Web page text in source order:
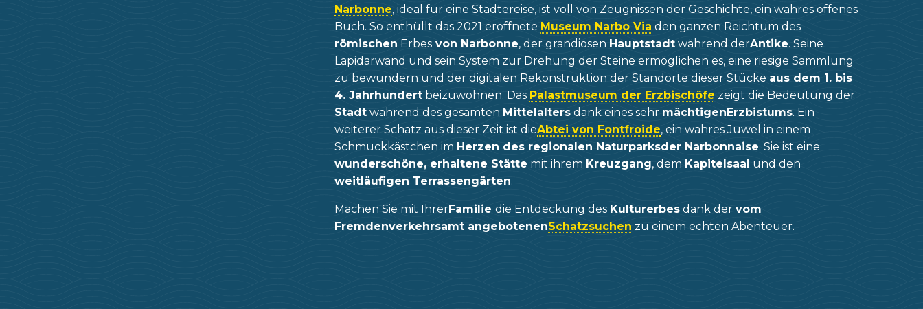
Narbonne, ideal für eine Städtereise, ist voll von Zeugnissen der Geschichte, ein wahres offenes
Buch. So enthüllt das 2021 eröffnete Museum Narbo Via den ganzen Reichtum des
römischen Erbes von Narbonne, der grandiosen Hauptstadt während derAntike. Seine
Lapidarwand und sein System zur Drehung der Steine ermöglichen es, eine riesige Sammlung
zu bewundern und der digitalen Rekonstruktion der Standorte dieser Stücke aus dem 1. bis
4. Jahrhundert beizuwohnen. Das Palastmuseum der Erzbischöfe zeigt die Bedeutung der
Stadt während des gesamten Mittelalters dank eines sehr mächtigenErzbistums. Ein
weiterer Schatz aus dieser Zeit ist dieAbtei von Fontfroide, ein wahres Juwel in einem
Schmuckkästchen im Herzen des regionalen Naturparksder Narbonnaise. Sie ist eine
wunderschöne, erhaltene Stätte mit ihrem Kreuzgang, dem Kapitelsaal und den
weitläufigen Terrassengärten.
Machen Sie mit IhrerFamilie die Entdeckung des Kulturerbes dank der vom
Fremdenverkehrsamt angebotenenSchatzsuchen zu einem echten Abenteuer.